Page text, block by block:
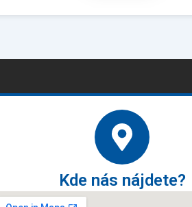
Kde nás nájdete?